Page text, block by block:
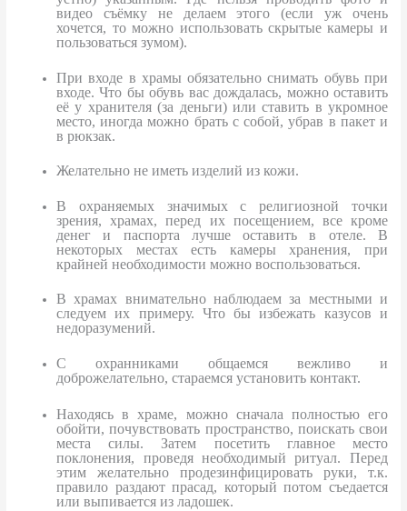
видео съёмку не делаем этого (если уж очень
хочется, то можно использовать скрытые камеры и
пользоваться зумом).
При входе в храмы обязательно снимать обувь при
входе. Что бы обувь вас дождалась, можно оставить
её у хранителя (за деньги) или ставить в укромное
место, иногда можно брать с собой, убрав в пакет и
в рюкзак.
Желательно не иметь изделий из кожи.
В охраняемых значимых с религиозной точки
зрения, храмах, перед их посещением, все кроме
денег и паспорта лучше оставить в отеле. В
некоторых местах есть камеры хранения, при
крайней необходимости можно воспользоваться.
В храмах внимательно наблюдаем за местными и
следуем их примеру. Что бы избежать казусов и
недоразумений.
С охранниками общаемся вежливо и
доброжелательно, стараемся установить контакт.
Находясь в храме, можно сначала полностью его
обойти, почувствовать пространство, поискать свои
места силы. Затем посетить главное место
поклонения, проведя необходимый ритуал. Перед
этим желательно продезинфицировать руки, т.к.
правило раздают прасад, который потом съедается
или выпивается из ладошек.